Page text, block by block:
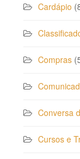
Cardápio
Compras
Conversa
Cursos e